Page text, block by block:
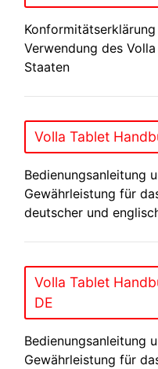
Verwendung des
Staaten
Volla Tablet
Bedienungsanleitung
Gewährleistung für
deutscher und
Volla Tablet
DE
Bedienungsanleitung
Gewährleistung für